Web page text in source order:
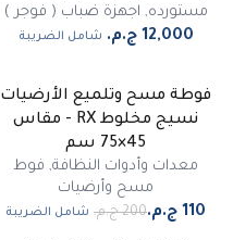
مستورده, اجهزة ضباب ( فوجر )
شامل الضريبة
%
فوطة مسح وتلميع الأرضيات
نسيج مخلوط RX - مقاس
45×75 سم
معدات وأدوات النظافة, فوط
مسح وأرضيات
شامل الضريبة